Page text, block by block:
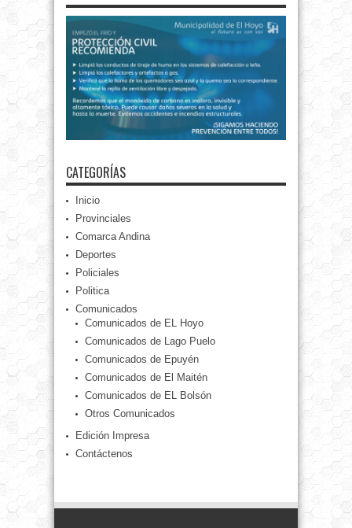
CATEGORÍAS
Inicio
Provinciales
Comarca Andina
Deportes
Policiales
Politica
Comunicados
Comunicados de EL Hoyo
Comunicados de Lago Puelo
Comunicados de Epuyén
Comunicados de El Maitén
Comunicados de EL Bolsón
Otros Comunicados
Edición Impresa
Contáctenos